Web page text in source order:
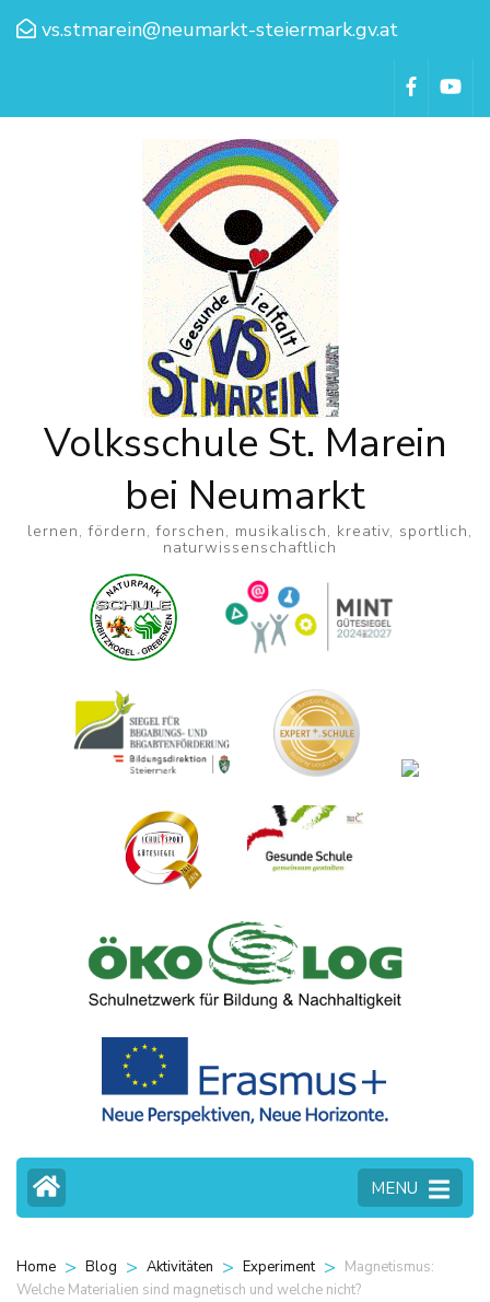
vs.stmarein@neumarkt-steiermark.gv.at
Volksschule St. Marein
bei Neumarkt
lernen, fördern, forschen, musikalisch, kreativ, sportlich,
naturwissenschaftlich
MENU
Home > Blog > Aktivitäten > Experiment > Magnetismus:
Welche Materialien sind magnetisch und welche nicht?